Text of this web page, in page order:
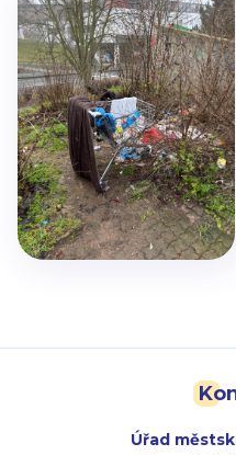
Úřad